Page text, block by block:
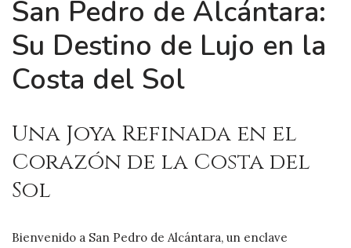
San Pedro de Alcántara:
Su Destino de Lujo en la
Costa del Sol
Una Joya Refinada en el
Corazón de la Costa del
Sol
Bienvenido a San Pedro de Alcántara, un enclave